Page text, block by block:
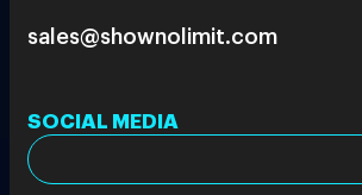
sales@shownolimit.com
SOCIAL MEDIA